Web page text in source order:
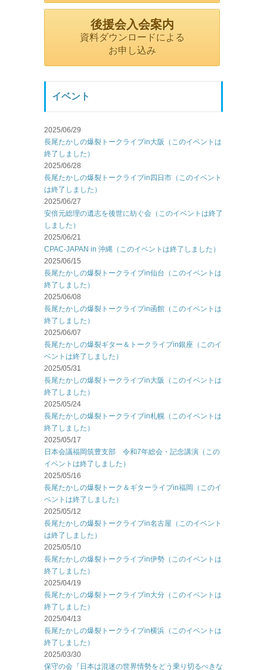
後援会入会案内
資料ダウンロードによる
お申し込み
イベント
2025/06/29
長尾たかしの爆裂トークライブin大阪（このイベントは
終了しました）
2025/06/28
長尾たかしの爆裂トークライブin四日市（このイベント
は終了しました）
2025/06/27
安倍元総理の遺志を後世に紡ぐ会（このイベントは終了
しました）
2025/06/21
CPAC-JAPAN in 沖縄（このイベントは終了しました）
2025/06/15
長尾たかしの爆裂トークライブin仙台（このイベントは
終了しました）
2025/06/08
長尾たかしの爆裂トークライブin函館（このイベントは
終了しました）
2025/06/07
長尾たかしの爆裂ギター＆トークライブin銀座（このイ
ベントは終了しました）
2025/05/31
長尾たかしの爆裂トークライブin大阪（このイベントは
終了しました）
2025/05/24
長尾たかしの爆裂トークライブin札幌（このイベントは
終了しました）
2025/05/17
日本会議福岡筑豊支部 令和7年総会・記念講演（この
イベントは終了しました）
2025/05/16
長尾たかしの爆裂トーク＆ギターライブin福岡（このイ
ベントは終了しました）
2025/05/12
長尾たかしの爆裂トークライブin名古屋（このイベント
は終了しました）
2025/05/10
長尾たかしの爆裂トークライブin伊勢（このイベントは
終了しました）
2025/04/19
長尾たかしの爆裂トークライブin大分（このイベントは
終了しました）
2025/04/13
長尾たかしの爆裂トークライブin横浜（このイベントは
終了しました）
2025/03/30
保守の会『日本は混迷の世界情勢をどう乗り切るべきな